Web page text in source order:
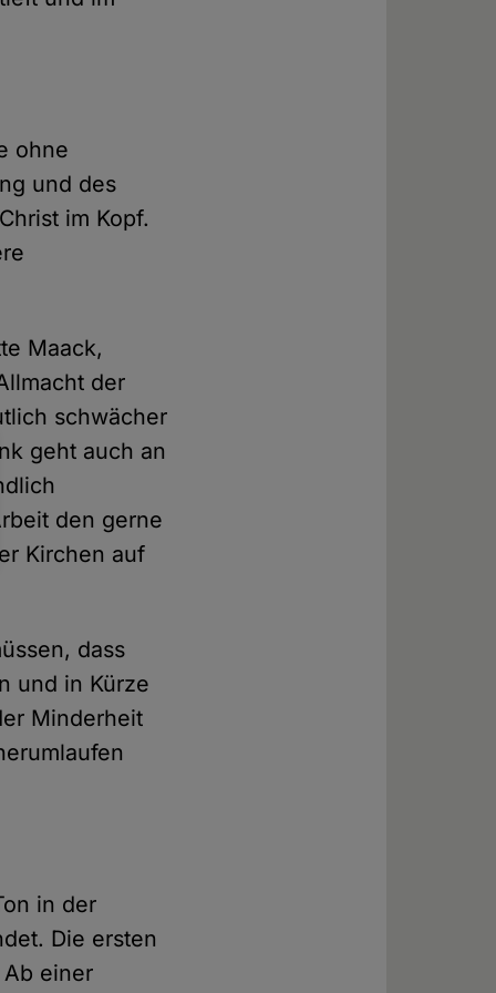
ohne
und des
im Kopf.
Maack,
der
schwächer
geht auch an
den gerne
Kirchen auf
dass
und in Kürze
Minderheit
in der
Die ersten
Ab einer